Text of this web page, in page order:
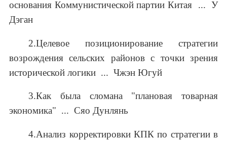
основания Коммунистической партии Китая ... У
Дэган
2.Целевое позиционирование стратегии
возрождения сельских районов с точки зрения
исторической логики ... Чжэн Югуй
3.Как была сломана "плановая товарная
экономика" ... Сяо Дунлянь
4.Анализ корректировки КПК по стратегии в